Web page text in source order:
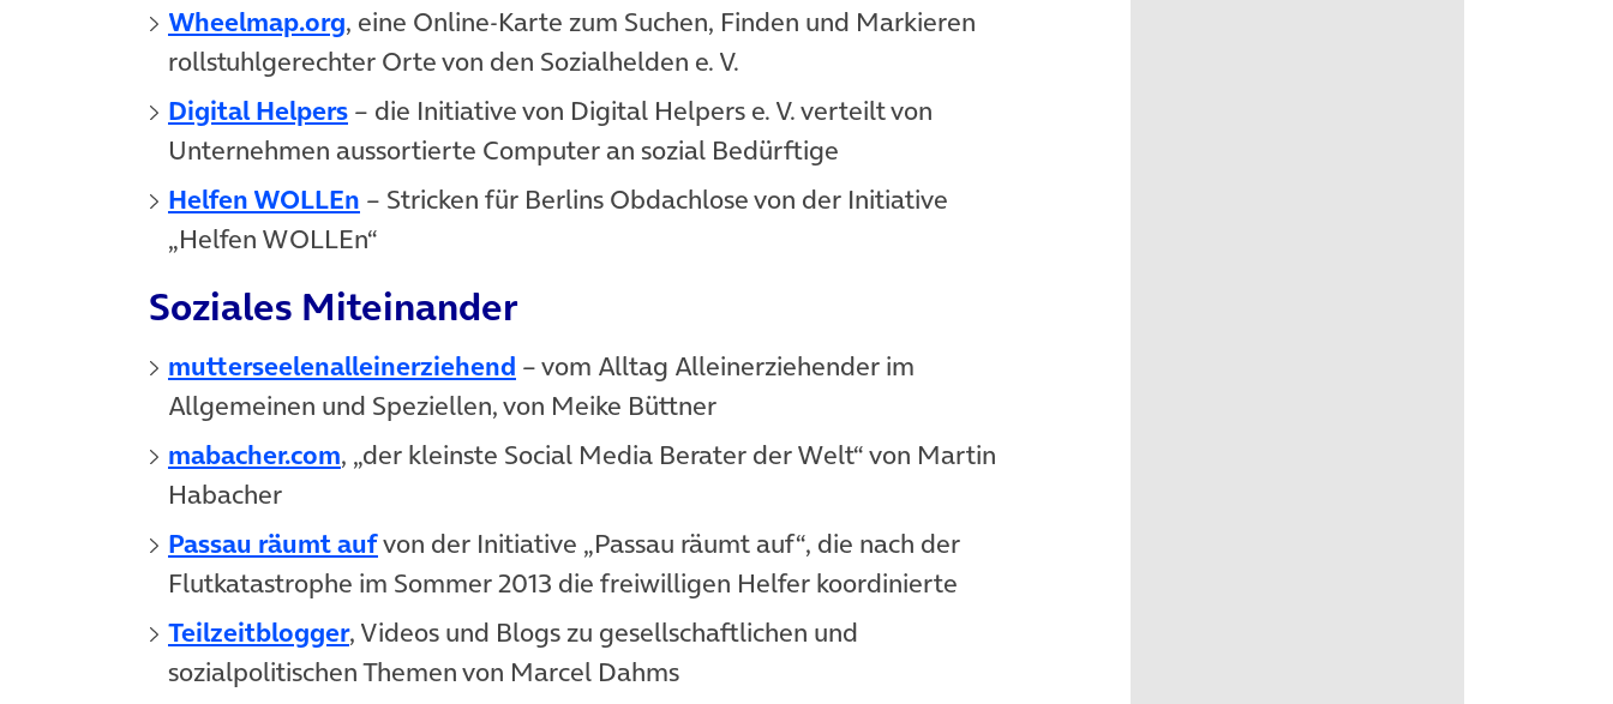
Wheelmap.org(öffnet in neuem Tab)
, eine Online-Karte zum Suchen, Finden und Markieren
rollstuhlgerechter Orte von den Sozialhelden e. V.
Digital Helpers(öffnet in neuem Tab)
– die Initiative von Digital Helpers e. V. verteilt von
Unternehmen aussortierte Computer an sozial Bedürftige
Helfen WOLLEn (öffnet in neuem Tab)
– Stricken für Berlins Obdachlose von der Initiative
„Helfen WOLLEn“
Soziales Miteinander
mutterseelenalleinerziehend (öffnet in neuem Tab)
– vom Alltag Alleinerziehender im
Allgemeinen und Speziellen, von Meike Büttner
mabacher.com(öffnet in neuem Tab)
, „der kleinste Social Media Berater der Welt“ von Martin
Habacher
Passau räumt auf(öffnet in neuem Tab)
von der Initiative „Passau räumt auf“, die nach der
Flutkatastrophe im Sommer 2013 die freiwilligen Helfer koordinierte
Teilzeitblogger(öffnet in neuem Tab)
, Videos und Blogs zu gesellschaftlichen und
sozialpolitischen Themen von Marcel Dahms